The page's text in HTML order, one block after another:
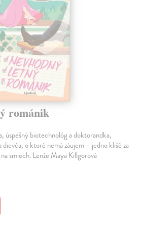
románik
úspešný biotechnológ a doktorandka,
o ktoré nemá záujem – jedno klišé za
smiech. Lenže Maya Killgorová